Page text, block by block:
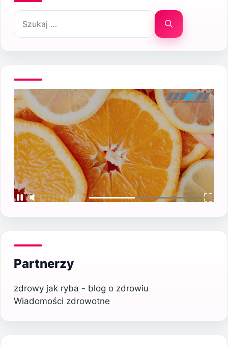
Szukaj:
Partnerzy
zdrowy jak ryba - blog o zdrowiu
Wiadomości zdrowotne